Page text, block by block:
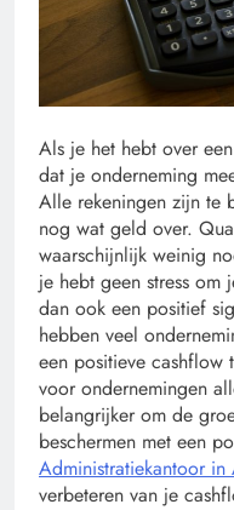
Als je het hebt over
dat je onderneming
Alle rekeningen zijn te
nog wat geld over.
waarschijnlijk weinig
je hebt geen stress
dan ook een positief
hebben veel
een positieve cashflow
voor ondernemingen
belangrijker om de
beschermen met een
Administratiekantoor
verbeteren van je